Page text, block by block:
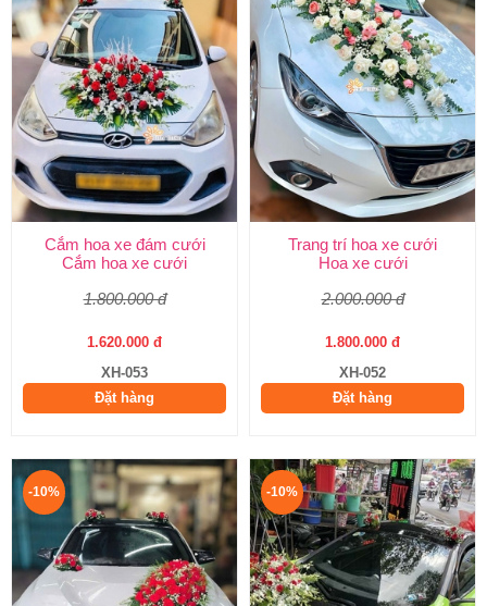
Cắm hoa xe đám cưới
Cắm hoa xe cưới
1.800.000 đ
1.620.000 đ
XH-053
Đặt hàng
Trang trí hoa xe cưới
Hoa xe cưới
2.000.000 đ
1.800.000 đ
XH-052
Đặt hàng
-10% -10%